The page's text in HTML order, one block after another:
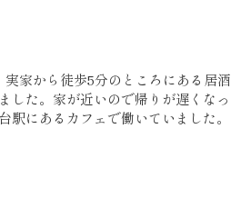
家から徒歩5分のところにある居酒
した。家が近いので帰りが遅くなっ
駅にあるカフェで働いていました。